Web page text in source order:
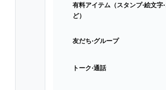
有料アイテム（スタンプ⋅絵文字
ど）
友だち⋅グループ
トーク⋅通話